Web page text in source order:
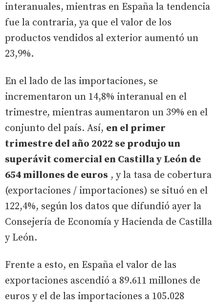
interanuales, mientras en España la tendencia
fue la contraria, ya que el valor de los
productos vendidos al exterior aumentó un
23,9%.
En el lado de las importaciones, se
incrementaron un 14,8% interanual en el
trimestre, mientras aumentaron un 39% en el
conjunto del país. Así, en el primer
trimestre del año 2022 se produjo un
superávit comercial en Castilla y León de
654 millones de euros , y la tasa de cobertura
(exportaciones / importaciones) se situó en el
122,4%, según los datos que difundió ayer la
Consejería de Economía y Hacienda de Castilla
y León.
Frente a esto, en España el valor de las
exportaciones ascendió a 89.611 millones de
euros y el de las importaciones a 105.028